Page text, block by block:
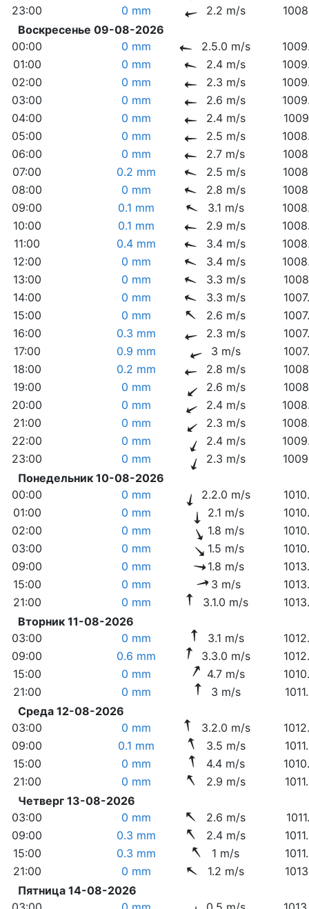
23:00
0 mm 2.2 m/s
Воскресенье 09-08-2026
00:00
0 mm 2.5.0 m/s
01:00
0 mm 2.4 m/s
02:00
0 mm 2.3 m/s
03:00
0 mm 2.6 m/s
04:00
0 mm 2.4 m/s
05:00
0 mm 2.5 m/s
06:00
0 mm 2.7 m/s
07:00
0.2 mm 2.5 m/s
08:00
0 mm 2.8 m/s
09:00
0.1 mm 3.1 m/s
10:00
0.1 mm 2.9 m/s
11:00
0.4 mm 3.4 m/s
12:00
0 mm 3.4 m/s
13:00
0 mm 3.3 m/s
14:00
0 mm 3.3 m/s
15:00
0 mm 2.6 m/s
16:00
0.3 mm 2.3 m/s
17:00
0.9 mm 3 m/s
18:00
0.2 mm 2.8 m/s
19:00
0 mm 2.6 m/s
20:00
0 mm 2.4 m/s
21:00
0 mm 2.3 m/s
22:00
0 mm 2.4 m/s
23:00
0 mm 2.3 m/s
Понедельник 10-08-2026
00:00
0 mm 2.2.0 m/s
01:00
0 mm 2.1 m/s
02:00
0 mm 1.8 m/s
03:00
0 mm 1.5 m/s
09:00
0 mm 1.8 m/s
15:00
0 mm 3 m/s
21:00
0 mm 3.1.0 m/s
Вторник 11-08-2026
03:00
0 mm 3.1 m/s
09:00
0.6 mm 3.3.0 m/s
15:00
0 mm 4.7 m/s
21:00
0 mm 3 m/s
Среда 12-08-2026
03:00
0 mm 3.2.0 m/s
09:00
0.1 mm 3.5 m/s
15:00
0 mm 4.4 m/s
21:00
0 mm 2.9 m/s
Четверг 13-08-2026
03:00
0 mm 2.6 m/s
09:00
0.3 mm 2.4 m/s
15:00
0.3 mm 1 m/s
21:00
0 mm 1.2 m/s
Пятница 14-08-2026